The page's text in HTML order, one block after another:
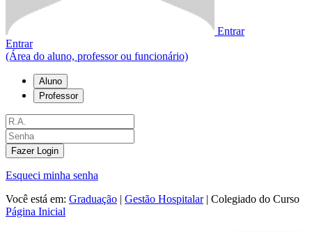
Entrar
Entrar
(Área do aluno, professor ou funcionário)
Aluno
Professor
Fazer Login
Esqueci minha senha
Você está em: Graduação | Gestão Hospitalar | Colegiado do Curso
Página Inicial